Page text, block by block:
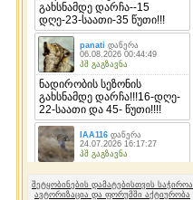
შეტყობინების დამატებისთვის საჭიროა
ავტორიზაცია და ფორუმში აქტიურობა